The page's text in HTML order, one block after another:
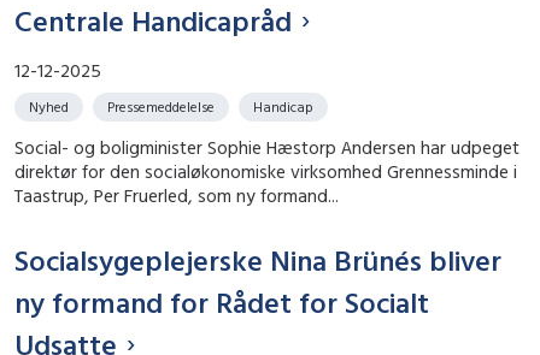
Centrale Handicapråd
12-12-2025
Nyhed Pressemeddelelse Handicap
Social- og boligminister Sophie Hæstorp Andersen har udpeget
direktør for den socialøkonomiske virksomhed Grennessminde i
Taastrup, Per Fruerled, som ny formand...
Socialsygeplejerske Nina Brünés bliver
ny formand for Rådet for Socialt
Udsatte